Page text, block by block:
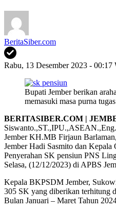
BeritaSiber.com
Rabu, 13 Desember 2023 - 00:17
Bupati Jember berikan
memasuki masa purna tugas
BERITASIBER.COM |
Jember KH.MB Firjaun
Jember Hadi Sasmito dan
Penyerahan SK pensiun PNS
Selasa, (12/12/2023) di APBS
Kepala BKPSDM Jember,
305 SK yang diberikan terhitung
Bulan Januari – Maret Tahun